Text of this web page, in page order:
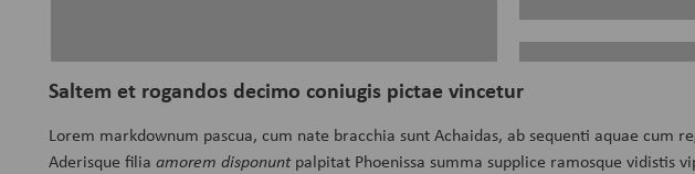
Saltem et rogandos decimo coniugis pictae vincetur
Lorem markdownum pascua, cum nate bracchia sunt Achaidas, ab sequenti aquae
Aderisque filia amorem disponuntpalpitat Phoenissa summa supplice ramosque vidistis